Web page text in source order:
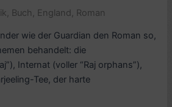
, Buch , England, Roman
wie der Guardian den Roman so,
behandelt: die
Internat (voller “Raj orphans”),
Tee, der harte